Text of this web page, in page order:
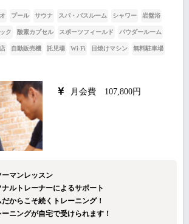
プール サウナ スパ・バスルーム シャワー 岩盤浴
ク 酸素カプセル スポーツフィールド パウダールーム
自動販売機 託児場 Wi-Fi 日焼けマシン 無料駐車場
月会費 107,800円
マンレッスン
ルトレーナーによるサポート
からこそ続くトレーニング！
ニングが自宅で受けられます！